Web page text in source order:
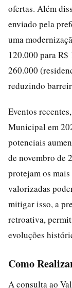
ofertas. Além
enviado pela
uma
120.000 para
260.000
reduzindo
Eventos
Municipal em
potenciais
de novembro de
protejam os
valorizadas
mitigar isso, a
retroativa,
evoluções
Como
A consulta ao